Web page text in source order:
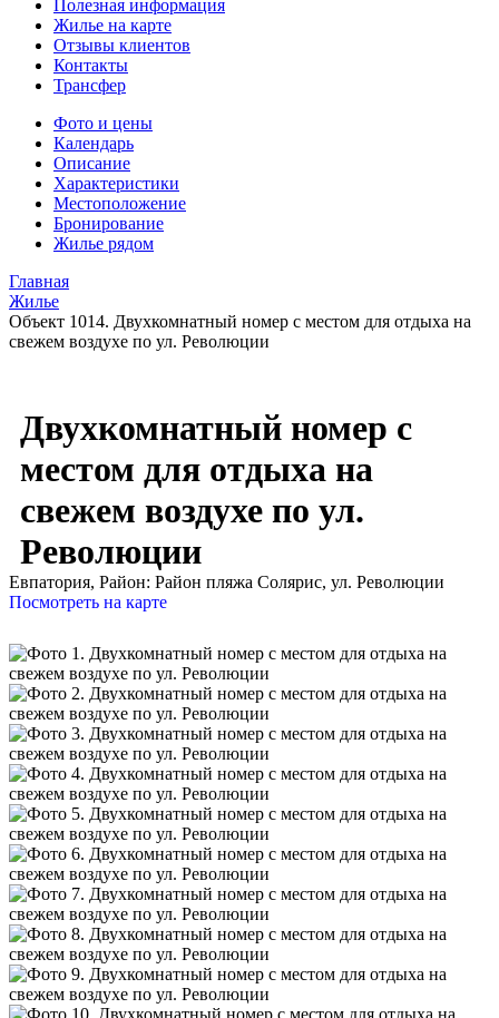
Полезная информация
Жилье на карте
Отзывы клиентов
Контакты
Трансфер
Фото и цены
Календарь
Описание
Характеристики
Местоположение
Бронирование
Жилье рядом
Главная
Жилье
Объект 1014. Двухкомнатный номер с местом для отдыха на
свежем воздухе по ул. Революции
Двухкомнатный номер с
местом для отдыха на
свежем воздухе по ул.
Революции
Евпатория, Район: Район пляжа Солярис, ул. Революции
Посмотреть на карте